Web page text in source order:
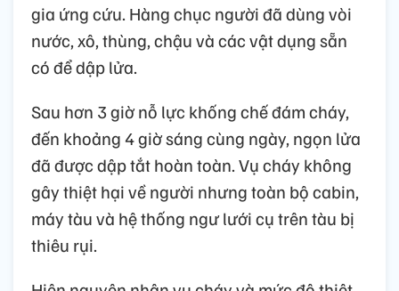
gia ứng cứu. Hàng chục người đã dùng vòi
nước, xô, thùng, chậu và các vật dụng sẵn
có để dập lửa.
Sau hơn 3 giờ nỗ lực khống chế đám cháy,
đến khoảng 4 giờ sáng cùng ngày, ngọn lửa
đã được dập tắt hoàn toàn. Vụ cháy không
gây thiệt hại về người nhưng toàn bộ cabin,
máy tàu và hệ thống ngư lưới cụ trên tàu bị
thiêu rụi.